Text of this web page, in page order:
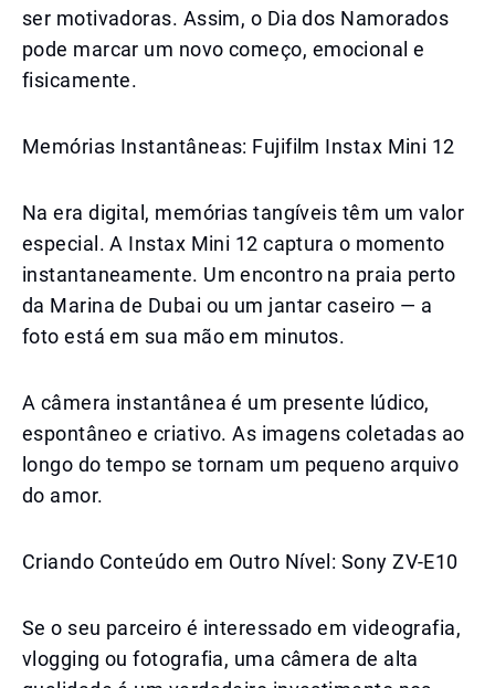
ser motivadoras. Assim, o Dia dos Namorados
pode marcar um novo começo, emocional e
fisicamente.
Memórias Instantâneas: Fujifilm Instax Mini 12
Na era digital, memórias tangíveis têm um valor
especial. A Instax Mini 12 captura o momento
instantaneamente. Um encontro na praia perto
da Marina de Dubai ou um jantar caseiro — a
foto está em sua mão em minutos.
A câmera instantânea é um presente lúdico,
espontâneo e criativo. As imagens coletadas ao
longo do tempo se tornam um pequeno arquivo
do amor.
Criando Conteúdo em Outro Nível: Sony ZV-E10
Se o seu parceiro é interessado em videografia,
vlogging ou fotografia, uma câmera de alta